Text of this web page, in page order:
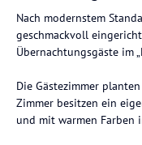
Nach modernstem
geschmackvoll
Übernachtungsgäste im
Die Gästezimmer
Zimmer besitzen ein
und mit warmen Farben